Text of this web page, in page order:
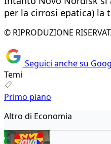
per la cirrosi epatica)
© RIPRODUZIONE
Seguici anche su
Temi
Primo piano
Altro di Economia